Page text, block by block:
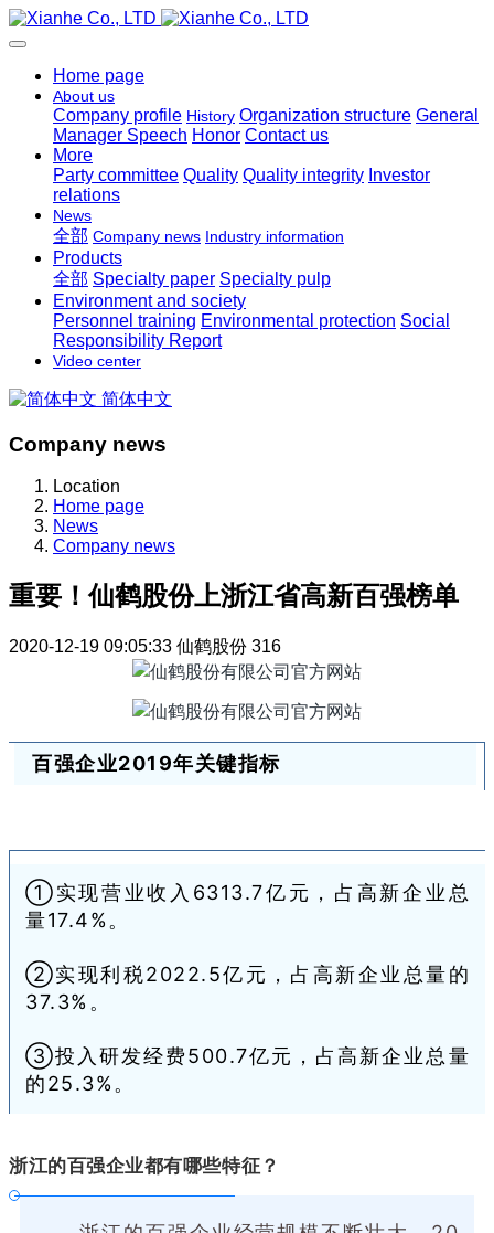
Home page
About us
Company profile History Organization structure General
Manager Speech Honor Contact us
More
Party committee Quality Quality integrity Investor
relations
News
全部 Company news Industry information
Products
全部 Specialty paper Specialty pulp
Environment and society
Personnel training Environmental protection Social
Responsibility Report
Video center
简体中文
Company news
Location
Home page
News
Company news
重要！仙鹤股份上浙江省高新百强榜单
2020-12-19 09:05:33 仙鹤股份 316
百强企业2019年关键指标
①实现营业收入6313.7亿元，占高新企业总
量17.4%。
②实现利税2022.5亿元，占高新企业总量的
37.3%。
③投入研发经费500.7亿元，占高新企业总量
的25.3%。
浙江的百强企业都有哪些特征？